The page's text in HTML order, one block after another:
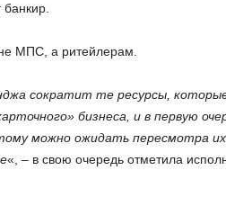
МПС, а ритейлерам.
сократит те ресурсы,
бизнеса, и в первую
можно ожидать пересмотра
«, – в свою очередь отметила